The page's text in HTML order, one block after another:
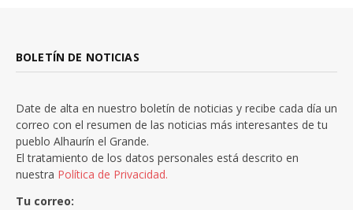
BOLETÍN DE NOTICIAS
Date de alta en nuestro boletín de noticias y recibe cada día un
correo con el resumen de las noticias más interesantes de tu
pueblo Alhaurín el Grande.
El tratamiento de los datos personales está descrito en
nuestra Política de Privacidad.
Tu correo: